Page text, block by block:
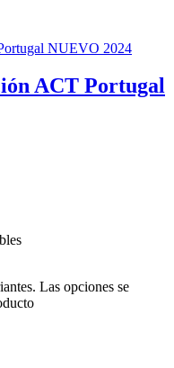
ACT Portugal
Las opciones se